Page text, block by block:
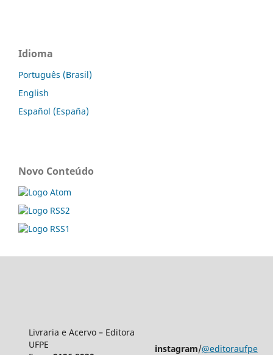
Idioma
Português (Brasil)
English
Español (España)
Novo Conteúdo
Livraria e Acervo – Editora
UFPE
instagram/@editoraufpe